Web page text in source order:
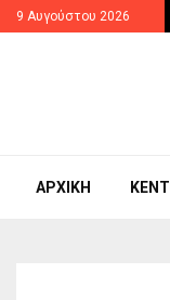
9 Αυγούστου 2026
στις…
ΑΡΧΙΚΉ